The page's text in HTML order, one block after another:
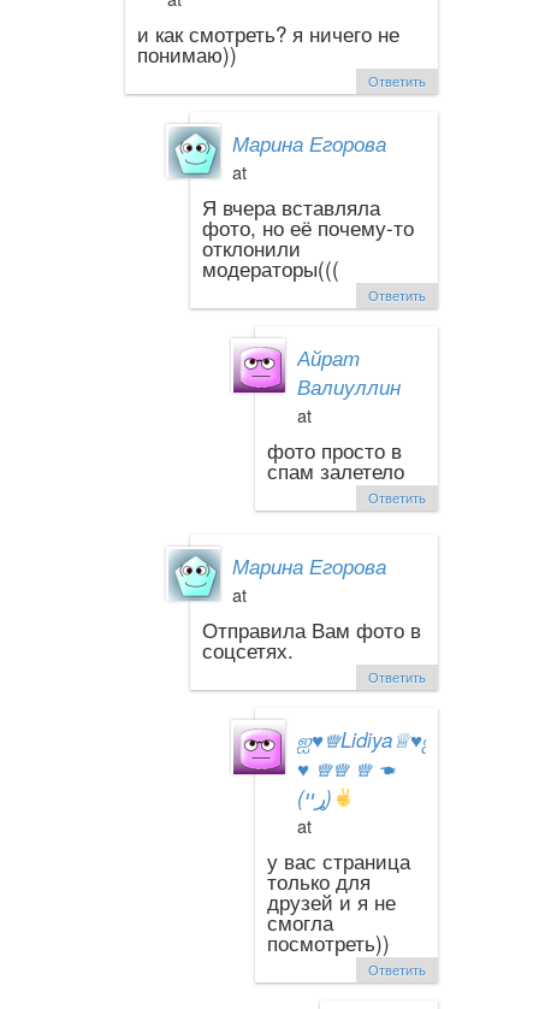
и как смотреть? я ничего не
понимаю))
Ответить
Марина Егорова
at
Я вчера вставляла
фото, но её почему-то
отклонили
модераторы(((
Ответить
Айрат
Валиуллин
at
фото просто в
спам залетело
Ответить
Марина Егорова
at
Отправила Вам фото в
соцсетях.
Ответить
ஐ♥♕Lidiya♕♥ஐ
♥ ♕♕ ♕ ☚
(ړײ)
at
у вас страница
только для
друзей и я не
смогла
посмотреть))
Ответить